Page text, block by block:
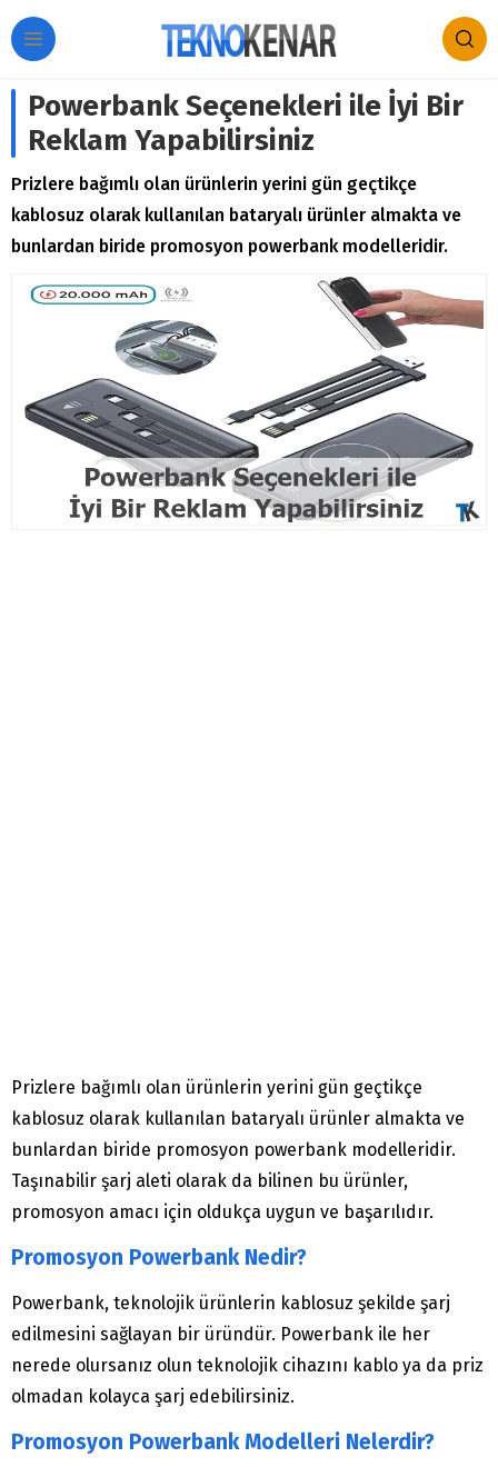
Powerbank Seçenekleri ile İyi Bir
Reklam Yapabilirsiniz
Prizlere bağımlı olan ürünlerin yerini gün geçtikçe
kablosuz olarak kullanılan bataryalı ürünler almakta ve
bunlardan biride promosyon powerbank modelleridir.
Prizlere bağımlı olan ürünlerin yerini gün geçtikçe
kablosuz olarak kullanılan bataryalı ürünler almakta ve
bunlardan biride promosyon powerbank modelleridir.
Taşınabilir şarj aleti olarak da bilinen bu ürünler,
promosyon amacı için oldukça uygun ve başarılıdır.
Promosyon Powerbank Nedir?
Powerbank, teknolojik ürünlerin kablosuz şekilde şarj
edilmesini sağlayan bir üründür. Powerbank ile her
nerede olursanız olun teknolojik cihazını kablo ya da priz
olmadan kolayca şarj edebilirsiniz.
Promosyon Powerbank Modelleri Nelerdir?